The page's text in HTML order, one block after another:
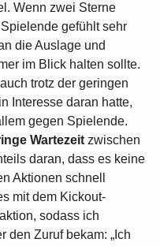
Wenn zwei Sterne
gefühlt sehr
die Auslage und
im Blick halten sollte.
trotz der geringen
Interesse daran hatte,
gegen Spielende.
Wartezeit zwischen
daran, dass es keine
Aktionen schnell
mit dem Kickout-
sodass ich
den Zuruf bekam: „Ich